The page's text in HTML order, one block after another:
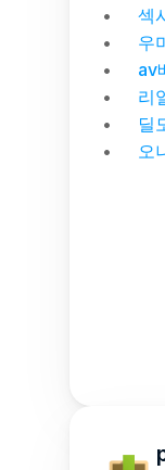
섹
우
av
리
딜
오